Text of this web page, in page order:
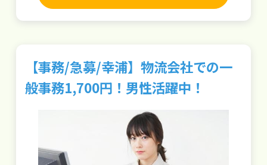
【事務/急募/幸浦】物流会社での一
般事務1,700円！男性活躍中！